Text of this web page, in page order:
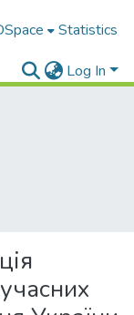
Statistics
Log In